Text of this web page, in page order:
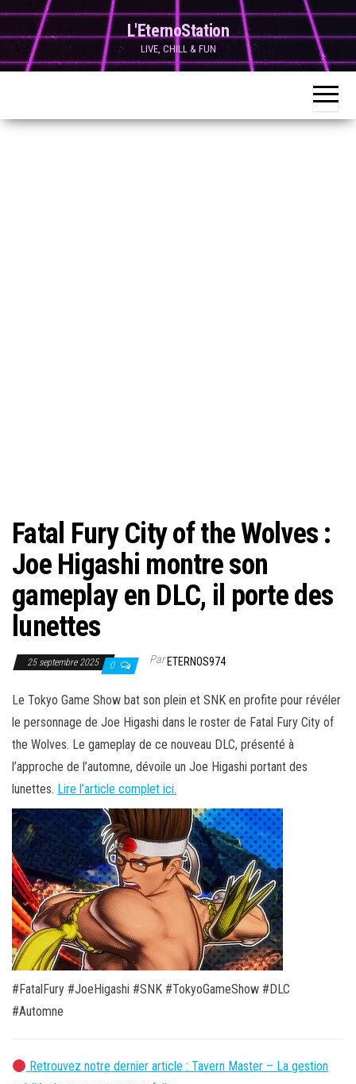
Skip
to
content
L'EternoStation
LIVE, CHILL & FUN
Fatal Fury City of the Wolves :
Joe Higashi montre son
gameplay en DLC, il porte des
lunettes
25 septembre 2025 0 ParETERNOS974
Le Tokyo Game Show bat son plein et SNK en profite pour révéler
le personnage de Joe Higashi dans le roster de Fatal Fury City of
the Wolves. Le gameplay de ce nouveau DLC, présenté à
l’approche de l’automne, dévoile un Joe Higashi portant des
lunettes. Lire l’article complet ici.
#FatalFury #JoeHigashi #SNK #TokyoGameShow #DLC
#Automne
Retrouvez notre dernier article : Tavern Master – La gestion